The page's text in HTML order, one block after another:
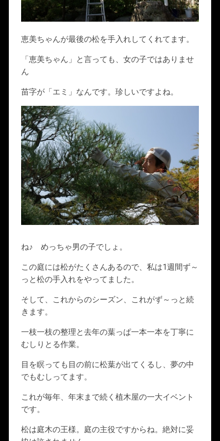
恵美ちゃんが最後の松を手入れしてくれてます。
「恵美ちゃん」と言っても、女の子ではありませ
ん
苗字が「エミ」なんです。珍しいですよね。
ね♪ めっちゃ男の子でしょ。
この庭には松がたくさんあるので、私は1週間ず～
っと松の手入れをやってました。
そして、これからのシーズン、これがず～っと続
きます。
一枝一枝の整理と去年の葉っぱ一本一本を丁寧に
むしりとる作業。
目を瞑っても目の前に松葉が出てくるし、夢の中
でもむしってます。
これが毎年、年末まで続く植木屋の一大イベント
です。
松は庭木の王様。庭の主役ですからね。絶対に妥